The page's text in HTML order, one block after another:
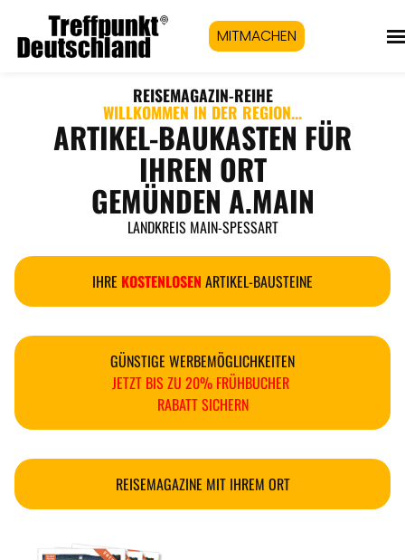
MITMACHEN
REISEMAGAZIN-REIHE
WILLKOMMEN IN DER REGION...
ARTIKEL-BAUKASTEN FÜR
IHREN ORT
GEMÜNDEN A.MAIN
LANDKREIS MAIN-SPESSART
IHRE KOSTENLOSEN ARTIKEL-BAUSTEINE
GÜNSTIGE WERBEMÖGLICHKEITEN
JETZT BIS ZU 20% FRÜHBUCHER
RABATT SICHERN
REISEMAGAZINE MIT IHREM ORT